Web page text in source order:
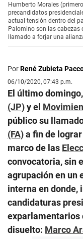
Humberto Morales
precandidatos
actual tensión dentro del
Palomino son las cabezas
llamado a forjar una
PorRené Zubieta
06/10/2020, 07:43 p.m.
El último
(JP)y el
público su
(FA)a fin de
marco de las
convocatoria, sin
agrupación en un
interna en donde,
candidaturas
exparlamentarios
disuelto: Marco